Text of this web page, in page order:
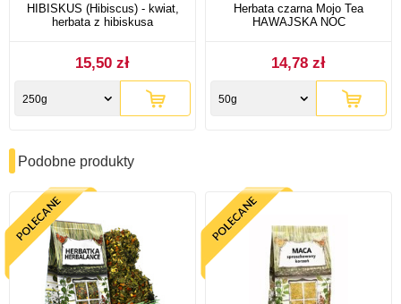
HIBISKUS (Hibiscus) - kwiat,
herbata z hibiskusa
15,50 zł
250g
Herbata czarna Mojo Tea
HAWAJSKA NOC
14,78 zł
50g
Podobne produkty